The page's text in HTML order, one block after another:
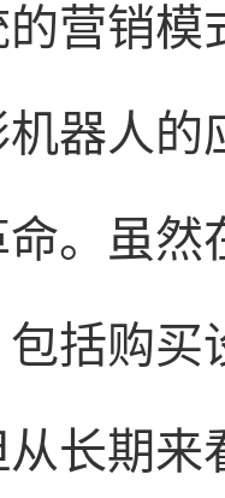
营销模
器人
。虽
括购
长期